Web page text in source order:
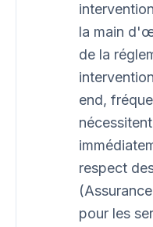
la main
de la
end,
respect
pour les